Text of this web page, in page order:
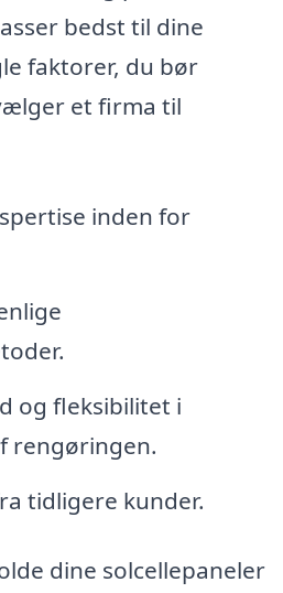
bedst til dine
faktorer, du bør
et firma til
inden for
og fleksibilitet i
rengøringen.
tidligere kunder.
dine solcellepaneler